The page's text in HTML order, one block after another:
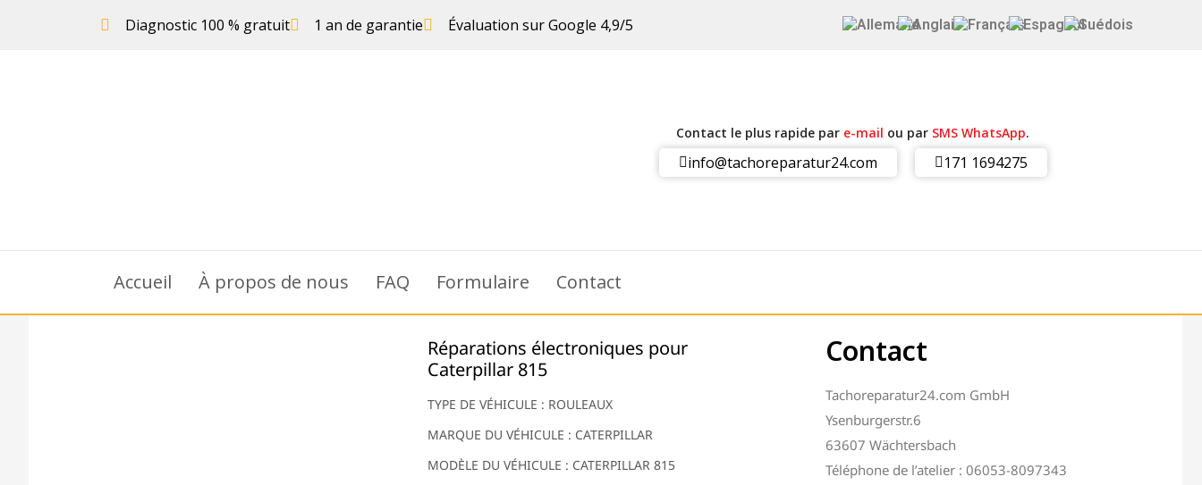
Diagnostic 100 % gratuit 1 an de garantie Évaluation sur Google 4,9/5
Contact le plus rapide par e-mail ou par SMS WhatsApp.
info@tachoreparatur24.com 171 1694275
Accueil À propos de nous FAQ Formulaire Contact
Réparations électroniques pour
Caterpillar 815
TYPE DE VÉHICULE : ROULEAUX
MARQUE DU VÉHICULE : CATERPILLAR
MODÈLE DU VÉHICULE : CATERPILLAR 815
Contact
Tachoreparatur24.com GmbH
Ysenburgerstr.6
63607 Wächtersbach
Téléphone de l’atelier : 06053-8097343